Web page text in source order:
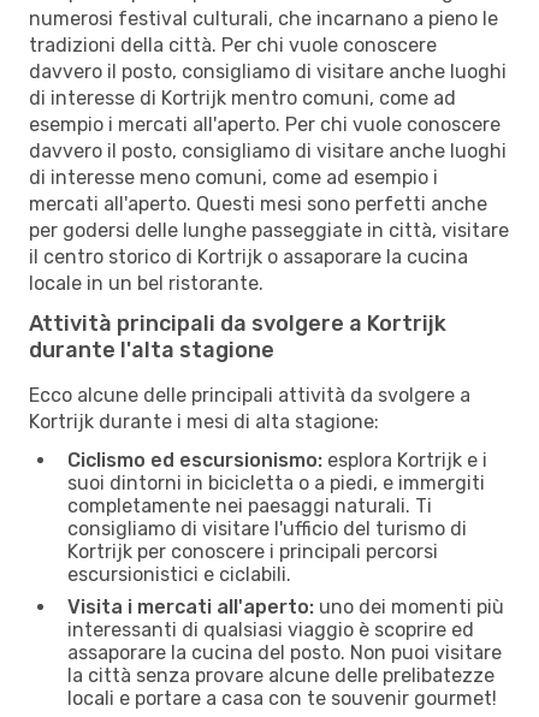
numerosi festival culturali, che incarnano a pieno le
tradizioni della città. Per chi vuole conoscere
davvero il posto, consigliamo di visitare anche luoghi
di interesse di Kortrijk mentro comuni, come ad
esempio i mercati all'aperto. Per chi vuole conoscere
davvero il posto, consigliamo di visitare anche luoghi
di interesse meno comuni, come ad esempio i
mercati all'aperto. Questi mesi sono perfetti anche
per godersi delle lunghe passeggiate in città, visitare
il centro storico di Kortrijk o assaporare la cucina
locale in un bel ristorante.
Attività principali da svolgere a Kortrijk
durante l'alta stagione
Ecco alcune delle principali attività da svolgere a
Kortrijk durante i mesi di alta stagione:
Ciclismo ed escursionismo: esplora Kortrijk e i
suoi dintorni in bicicletta o a piedi, e immergiti
completamente nei paesaggi naturali. Ti
consigliamo di visitare l'ufficio del turismo di
Kortrijk per conoscere i principali percorsi
escursionistici e ciclabili.
Visita i mercati all'aperto: uno dei momenti più
interessanti di qualsiasi viaggio è scoprire ed
assaporare la cucina del posto. Non puoi visitare
la città senza provare alcune delle prelibatezze
locali e portare a casa con te souvenir gourmet!